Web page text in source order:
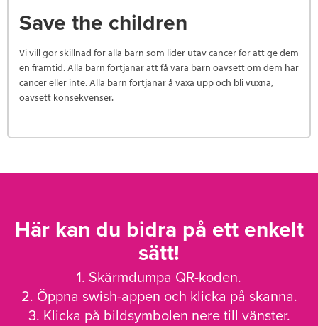
Save the children
Vi vill gör skillnad för alla barn som lider utav cancer för att ge dem
en framtid. Alla barn förtjänar att få vara barn oavsett om dem har
cancer eller inte. Alla barn förtjänar å växa upp och bli vuxna,
oavsett konsekvenser.
Här kan du bidra på ett enkelt
sätt!
1. Skärmdumpa QR-koden.
2. Öppna swish-appen och klicka på skanna.
3. Klicka på bildsymbolen nere till vänster.